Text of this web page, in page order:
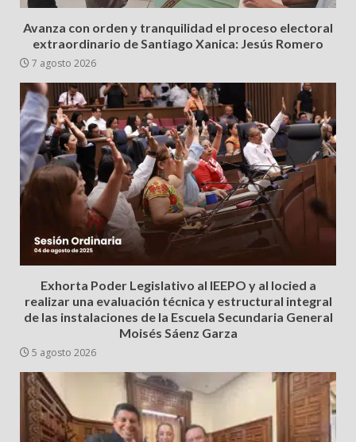
Avanza con orden y tranquilidad el proceso electoral
extraordinario de Santiago Xanica: Jesús Romero
7 agosto 2026
Exhorta Poder Legislativo al IEEPO y al Iocied a
realizar una evaluación técnica y estructural integral
de las instalaciones de la Escuela Secundaria General
Moisés Sáenz Garza
5 agosto 2026